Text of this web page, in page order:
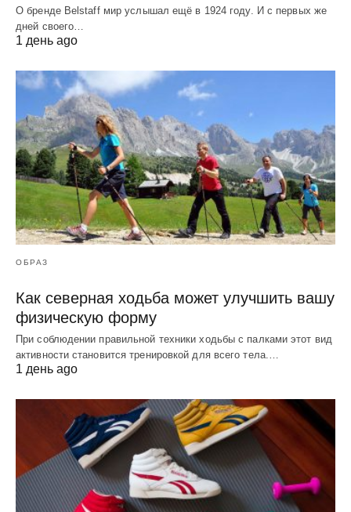
О бренде Belstaff мир услышал ещё в 1924 году. И с первых же
дней своего…
1 день ago
ОБРАЗ
Как северная ходьба может улучшить вашу
физическую форму
При соблюдении правильной техники ходьбы с палками этот вид
активности становится тренировкой для всего тела.…
1 день ago